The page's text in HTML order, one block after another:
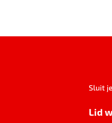
Sluit
Lid